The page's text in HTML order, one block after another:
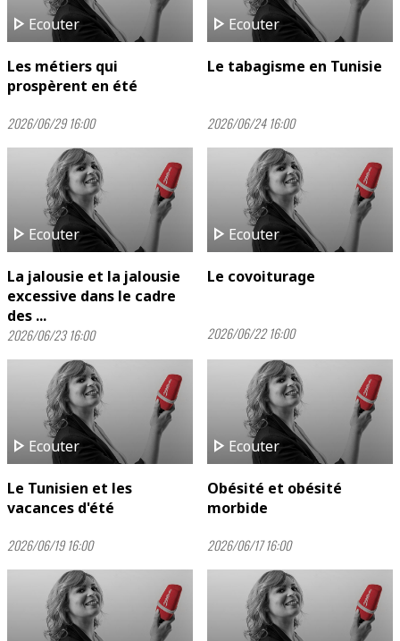
play_arrow Ecouter
Les métiers qui
prospèrent en été
2026/06/29 16:00
play_arrow Ecouter
Le tabagisme en Tunisie
2026/06/24 16:00
play_arrow Ecouter
La jalousie et la jalousie
excessive dans le cadre
des ...
2026/06/23 16:00
play_arrow Ecouter
Le covoiturage
2026/06/22 16:00
play_arrow Ecouter
Le Tunisien et les
vacances d'été
2026/06/19 16:00
play_arrow Ecouter
Obésité et obésité
morbide
2026/06/17 16:00